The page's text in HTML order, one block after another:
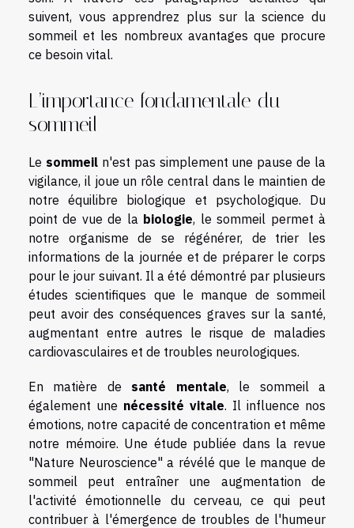
suivent, vous apprendrez plus sur la science du
sommeil et les nombreux avantages que procure
ce besoin vital.
L’importance fondamentale du
sommeil
Le sommeiln'est pas simplement une pause de la
vigilance, il joue un rôle central dans le maintien de
notre équilibre biologique et psychologique. Du
point de vue de la biologie, le sommeil permet à
notre organisme de se régénérer, de trier les
informations de la journée et de préparer le corps
pour le jour suivant. Il a été démontré par plusieurs
études scientifiques que le manque de sommeil
peut avoir des conséquences graves sur la santé,
augmentant entre autres le risque de maladies
cardiovasculaires et de troubles neurologiques.
En matière de santé mentale, le sommeil a
également une nécessité vitale. Il influence nos
émotions, notre capacité de concentration et même
notre mémoire. Une étude publiée dans la revue
"Nature Neuroscience" a révélé que le manque de
sommeil peut entraîner une augmentation de
l'activité émotionnelle du cerveau, ce qui peut
contribuer à l'émergence de troubles de l'humeur